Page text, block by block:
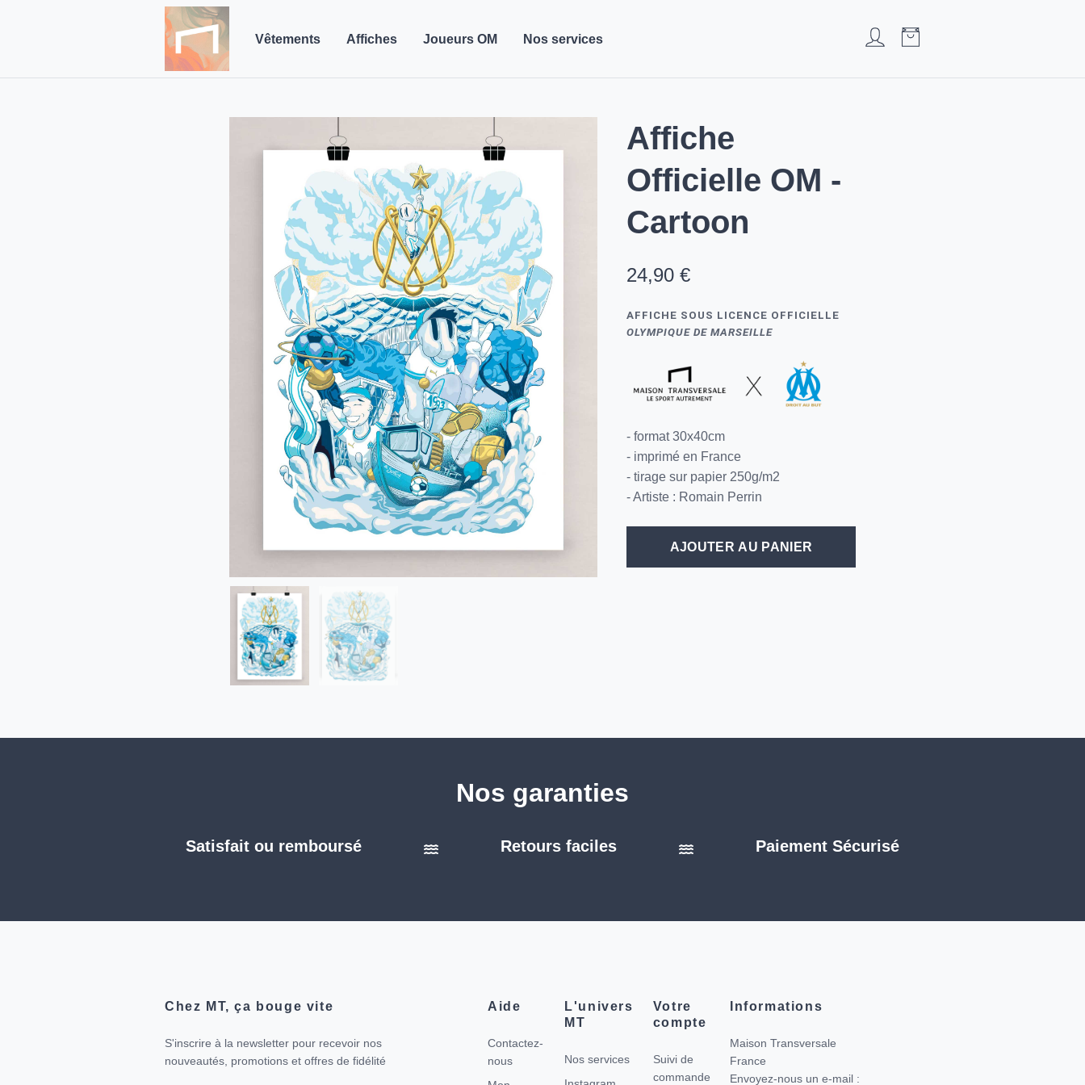
Vêtements Affiches Joueurs OM Nos services
Affiche
Officielle OM -
Cartoon
24,90 €
AFFICHE SOUS LICENCE OFFICIELLE
OLYMPIQUE DE MARSEILLE
- format 30x40cm
- imprimé en France
- tirage sur papier 250g/m2
- Artiste : Romain Perrin
AJOUTER AU PANIER
Nos garanties
Satisfait ou remboursé Retours faciles Paiement Sécurisé
Chez MT, ça bouge vite
S'inscrire à la newsletter pour recevoir nos
nouveautés, promotions et offres de fidélité
Aide
Contactez-
nous
L'univers
MT
Nos services
Votre
compte
Suivi de
commande
Informations
Maison Transversale
France
Envoyez-nous un e-mail :